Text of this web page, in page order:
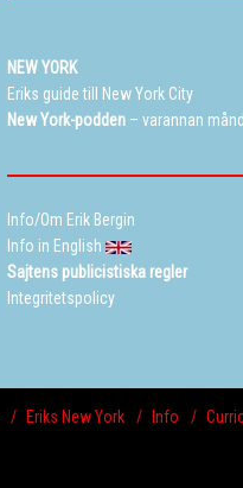
NEW YORK
Eriks guide till New York City
New York-podden – varannan
Info/Om Erik Bergin
Info in English
Sajtens publicistiska regler
Integritetspolicy
Eriks New York Info